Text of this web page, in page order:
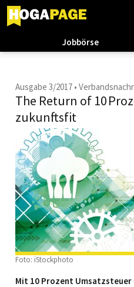
Jobbörse
Ausgabe 3/2017 •
The Return of 10
zukunftsfit
Foto: iStockphoto
Mit 10 Prozent Umsatzsteuer